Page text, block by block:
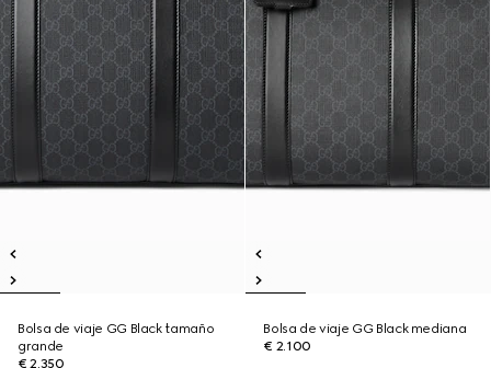
Bolsa de viaje GG Black tamaño
grande
€ 2.350
Bolsa de viaje GG Black mediana
€ 2.100